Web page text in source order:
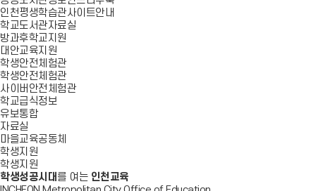
인천평생학습관사이트안내
학교도서관자료실
방과후학교지원
대안교육지원
학생안전체험관
학생안전체험관
사이버안전체험관
학교급식정보
유보통합
자료실
마을교육공동체
학생지원
학생지원
학생성공시대 를 여는 인천교육